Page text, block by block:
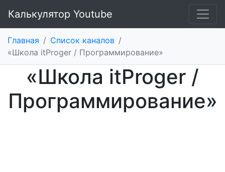
Калькулятор Youtube
Главная / Список каналов /
«Школа itProger / Программирование»
«Школа itProger /
Программирование»